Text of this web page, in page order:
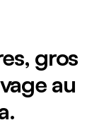
gros
au